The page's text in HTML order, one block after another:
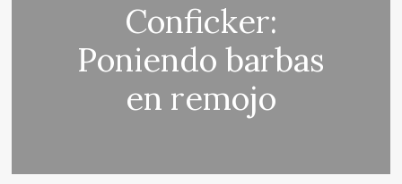
Conficker:
Poniendo barbas
en remojo